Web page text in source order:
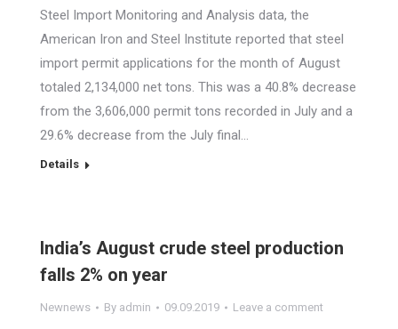
Steel Import Monitoring and Analysis data, the
American Iron and Steel Institute reported that steel
import permit applications for the month of August
totaled 2,134,000 net tons. This was a 40.8% decrease
from the 3,606,000 permit tons recorded in July and a
29.6% decrease from the July final…
Details
India’s August crude steel production
falls 2% on year
Newnews By admin 09.09.2019 Leave a comment